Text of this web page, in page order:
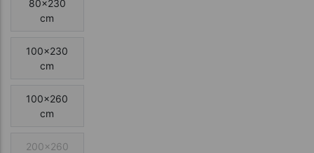
80x230
cm
100x230
cm
100x260
cm
200x260